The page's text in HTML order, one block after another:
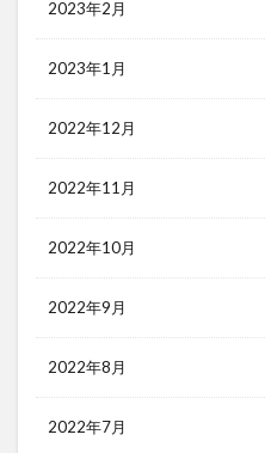
2023年2月
2023年1月
2022年12月
2022年11月
2022年10月
2022年9月
2022年8月
2022年7月